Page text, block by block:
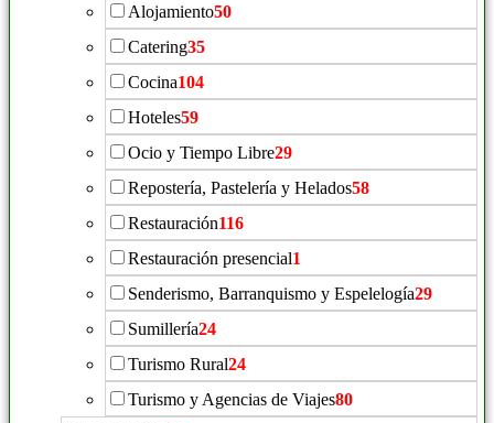
Alojamiento50
Catering35
Cocina104
Hoteles59
Ocio y Tiempo Libre29
Repostería, Pastelería y Helados58
Restauración116
Restauración presencial1
Senderismo, Barranquismo y Espelelogía29
Sumillería24
Turismo Rural24
Turismo y Agencias de Viajes80